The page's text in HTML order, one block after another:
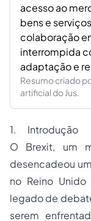
acesso ao
bens e
colaboração
interrompida
adaptação e
Resumo criado
artificial do Jus.
1. Introdução
O Brexit, um
desencadeou
no Reino
legado de
serem